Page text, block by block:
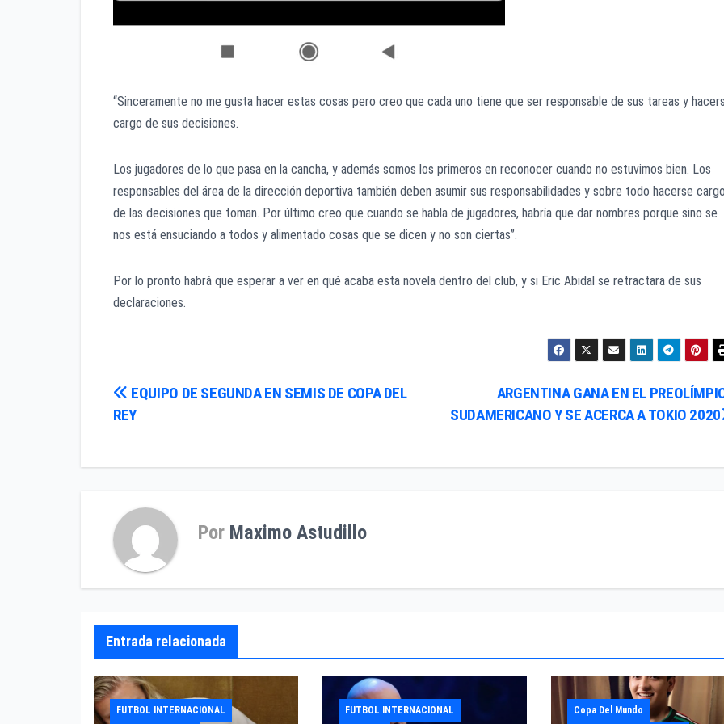
“Sinceramente no me gusta hacer estas cosas pero creo que cada uno tiene que ser responsable de sus tareas y
cargo de sus decisiones.
Los jugadores de lo que pasa en la cancha, y además somos los primeros en reconocer cuando no estuvimos bien. Los
responsables del área de la dirección deportiva también deben asumir sus responsabilidades y sobre todo hacerse
de las decisiones que toman. Por último creo que cuando se habla de jugadores, habría que dar nombres porque sino se
nos está ensuciando a todos y alimentado cosas que se dicen y no son ciertas”.
Por lo pronto habrá que esperar a ver en qué acaba esta novela dentro del club, y si Eric Abidal se retractara de sus
declaraciones.
Navegación
entradas
ARGENTINA GANA EN EL
SUDAMERICANO Y SE ACERCA A TOKIO 2020
EQUIPO DE SEGUNDA EN SEMIS DE COPA DEL
REY
Por Maximo Astudillo
Entrada relacionada
FUTBOL INTERNACIONAL FUTBOL INTERNACIONAL Copa Del Mundo